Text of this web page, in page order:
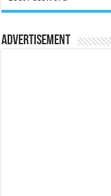
Advertisement